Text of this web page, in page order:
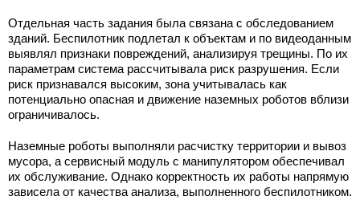
Отдельная часть задания была связана с обследованием
зданий. Беспилотник подлетал к объектам и по видеоданным
выявлял признаки повреждений, анализируя трещины. По их
параметрам система рассчитывала риск разрушения. Если
риск признавался высоким, зона учитывалась как
потенциально опасная и движение наземных роботов вблизи
ограничивалось.
Наземные роботы выполняли расчистку территории и вывоз
мусора, а сервисный модуль с манипулятором обеспечивал
их обслуживание. Однако корректность их работы напрямую
зависела от качества анализа, выполненного беспилотником.